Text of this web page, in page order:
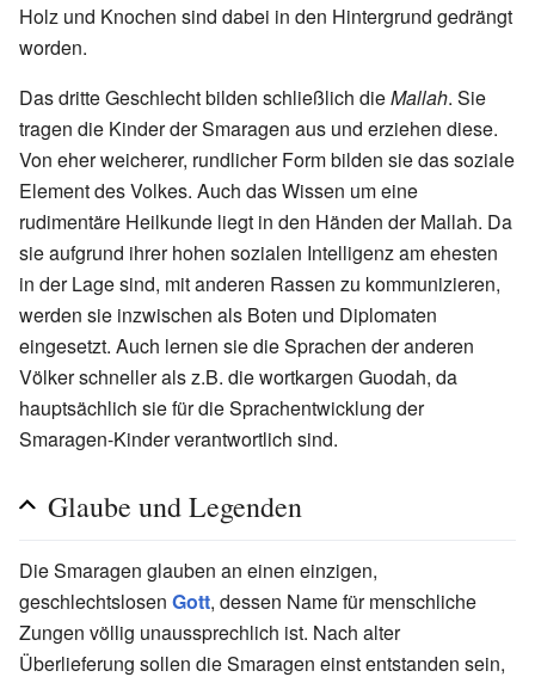
Holz und Knochen sind dabei in den Hintergrund gedrängt
worden.
Das dritte Geschlecht bilden schließlich dieMallah. Sie
tragen die Kinder der Smaragen aus und erziehen diese.
Von eher weicherer, rundlicher Form bilden sie das soziale
Element des Volkes. Auch das Wissen um eine
rudimentäre Heilkunde liegt in den Händen der Mallah. Da
sie aufgrund ihrer hohen sozialen Intelligenz am ehesten
in der Lage sind, mit anderen Rassen zu kommunizieren,
werden sie inzwischen als Boten und Diplomaten
eingesetzt. Auch lernen sie die Sprachen der anderen
Völker schneller als z.B. die wortkargen Guodah, da
hauptsächlich sie für die Sprachentwicklung der
Smaragen-Kinder verantwortlich sind.
Glaube und Legenden
Die Smaragen glauben an einen einzigen,
geschlechtslosen Gott, dessen Name für menschliche
Zungen völlig unaussprechlich ist. Nach alter
Überlieferung sollen die Smaragen einst entstanden sein,